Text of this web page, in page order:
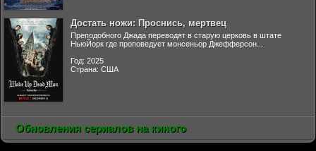
Достать ножи: Проснись, мертвец
Преподобного Джада переводят в старую церковь в штате
НьюЙорк где проповедует монсеньор Джефферсон...
Год: 2025
Страна: США
Обновления сериалов на киного